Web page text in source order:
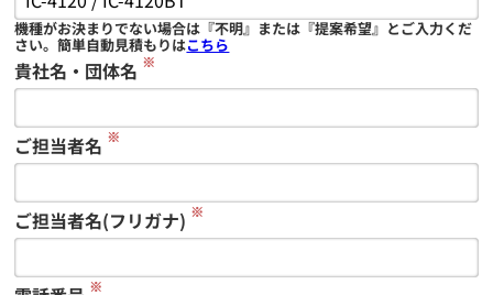
機種がお決まりでない場合は『不明』または『提案希望』とご入力くだ
さい。簡単自動見積もりはこちら
貴社名・団体名 ※
ご担当者名 ※
ご担当者名(フリガナ) ※
※